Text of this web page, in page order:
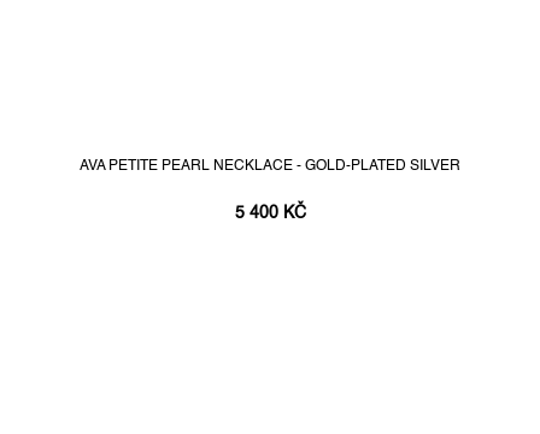
AVA PETITE PEARL NECKLACE - GOLD-PLATED SILVER
5 400 KČ